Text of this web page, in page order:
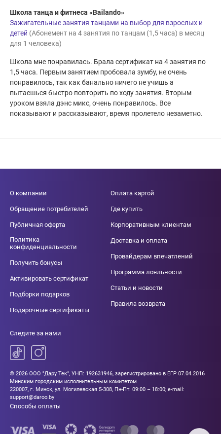
Школа танца и фитнеса «Bailando»
Зажигательные занятия танцами на выбор для взрослых и
детей (Абонемент на 4 занятия по танцам (1,5 часа) в месяц
для 1 человека)
Школа мне понравилась. Брала сертификат на 4 занятия по
1,5 часа. Первым занятием пробовала зумбу, не очень
понравилось, так как банально ничего не учишь а
пытаешься быстро повторить по ходу занятия. Вторым
уроком взяла дэнс микс, очень понравилось. Все
показывают и рассказывают, время пролетело незаметно.
О компании
Обращение потребителей
Публичная оферта
Политика
конфиденциальности
Получить бонусы
Активировать сертификат
Подборки подарков
Подарочные сертификаты
Оплата картой
Где купить
Корпоративным клиентам
Доставка и оплата
Провайдерам впечатлений
Программа лояльности
Статьи и новости
Правила возврата
Следите за нами
© 2026 ООО "Дару Тек", УНП: 192631946, зарегистрировано в ЕГР 07.04.2016
Минским городским исполнительным комитетом
220007, г. Минск, ул. Могилевская 5-308, Пн-Пт: 09:00 – 18:00; e-mail:
support@daroo.by
Способы оплаты